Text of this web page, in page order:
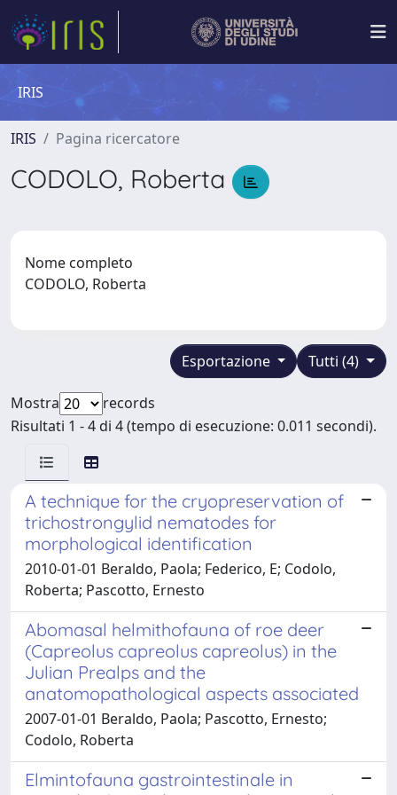
IRIS
IRIS Pagina ricercatore
CODOLO, Roberta
Nome completo
CODOLO, Roberta
Tutti (4)
Esportazione
Mostra
records
Risultati 1 - 4 di 4 (tempo di esecuzione: 0.011 secondi).
A technique for the cryopreservation of
trichostrongylid nematodes for
morphological identification
2010-01-01 Beraldo, Paola; Federico, E; Codolo,
Roberta; Pascotto, Ernesto
Abomasal helmithofauna of roe deer
(Capreolus capreolus capreolus) in the
Julian Prealps and the
anatomopathological aspects associated
2007-01-01 Beraldo, Paola; Pascotto, Ernesto;
Codolo, Roberta
Elmintofauna gastrointestinale in